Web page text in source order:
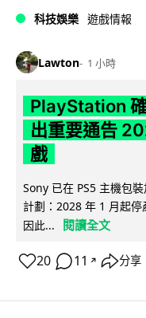
科技娛樂 遊戲情報
Lawton 1 小時
PlayStation
出重要通告
戲
Sony 已在 PS5 主機包
計劃：2028 年 1 月起
因此...
閱讀全文
20 11 ↗ 分享